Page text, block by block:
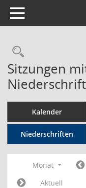
Toggle navigation
Sitzungen
Kalender
Niederschriften
Monat
Aktuell